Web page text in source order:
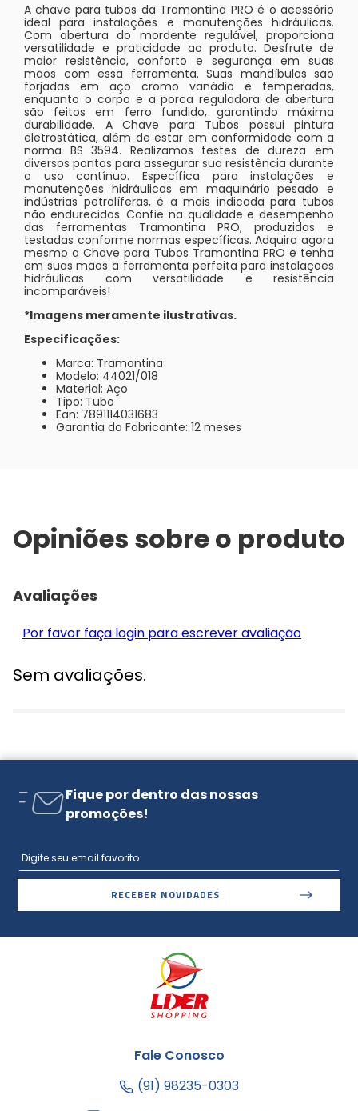
A chave para tubos da Tramontina PRO é o acessório
ideal para instalações e manutenções hidráulicas.
Com abertura do mordente regulável, proporciona
versatilidade e praticidade ao produto. Desfrute de
maior resistência, conforto e segurança em suas
mãos com essa ferramenta. Suas mandíbulas são
forjadas em aço cromo vanádio e temperadas,
enquanto o corpo e a porca reguladora de abertura
são feitos em ferro fundido, garantindo máxima
durabilidade. A Chave para Tubos possui pintura
eletrostática, além de estar em conformidade com a
norma BS 3594. Realizamos testes de dureza em
diversos pontos para assegurar sua resistência durante
o uso contínuo. Específica para instalações e
manutenções hidráulicas em maquinário pesado e
indústrias petrolíferas, é a mais indicada para tubos
não endurecidos. Confie na qualidade e desempenho
das ferramentas Tramontina PRO, produzidas e
testadas conforme normas específicas. Adquira agora
mesmo a Chave para Tubos Tramontina PRO e tenha
em suas mãos a ferramenta perfeita para instalações
hidráulicas com versatilidade e resistência
incomparáveis!
*Imagens meramente ilustrativas.
Especificações:
Marca: Tramontina
Modelo: 44021/018
Material: Aço
Tipo: Tubo
Ean: 7891114031683
Garantia do Fabricante: 12 meses
Opiniões sobre o produto
Avaliações
Por favor faça login para escrever avaliação
Sem avaliações.
Fique por dentro das nossas
promoções!
RECEBER NOVIDADES
Fale Conosco
(91) 98235-0303